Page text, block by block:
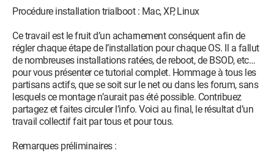
Procédure installation trialboot : Mac, XP, Linux
Ce travail est le fruit d’un acharnement conséquent afin de
régler chaque étape de l’installation pour chaque OS. Il a fallut
de nombreuses installations ratées, de reboot, de BSOD, etc…
pour vous présenter ce tutorial complet. Hommage à tous les
partisans actifs, que se soit sur le net ou dans les forum, sans
lesquels ce montage n’aurait pas été possible. Contribuez
partagez et faites circuler l’info. Voici au final, le résultat d’un
travail collectif fait par tous et pour tous.
Remarques préliminaires :